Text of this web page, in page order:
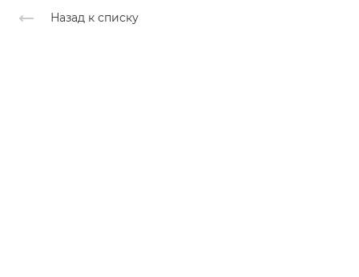
Назад к списку